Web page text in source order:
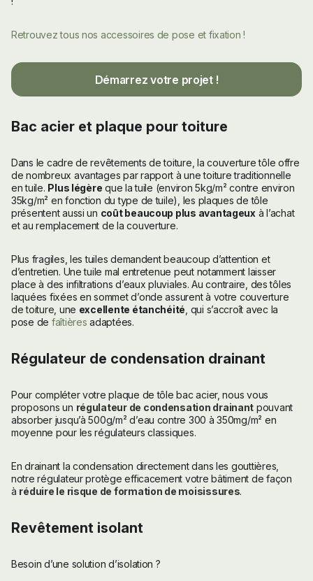
Retrouvez tous nos accessoires de pose et fixation !
Démarrez votre projet !
Bac acier et plaque pour toiture
Dans le cadre de revêtements de toiture, la couverture tôle offre
de nombreux avantages par rapport à une toiture traditionnelle
en tuile. Plus légère que la tuile (environ 5kg/m² contre environ
35kg/m² en fonction du type de tuile), les plaques de tôle
présentent aussi un coût beaucoup plus avantageux à l’achat
et au remplacement de la couverture.
Plus fragiles, les tuiles demandent beaucoup d’attention et
d’entretien. Une tuile mal entretenue peut notamment laisser
place à des infiltrations d’eaux pluviales. Au contraire, des tôles
laquées fixées en sommet d’onde assurent à votre couverture
de toiture, une excellente étanchéité , qui s’accroît avec la
pose de faîtières adaptées.
Régulateur de condensation drainant
Pour compléter votre plaque de tôle bac acier, nous vous
proposons un régulateur de condensation drainant pouvant
absorber jusqu’à 500g/m² d’eau contre 300 à 350mg/m² en
moyenne pour les régulateurs classiques.
En drainant la condensation directement dans les gouttières,
notre régulateur protège efficacement votre bâtiment de façon
à réduire le risque de formation de moisissures.
Revêtement isolant
Besoin d’une solution d’isolation ?